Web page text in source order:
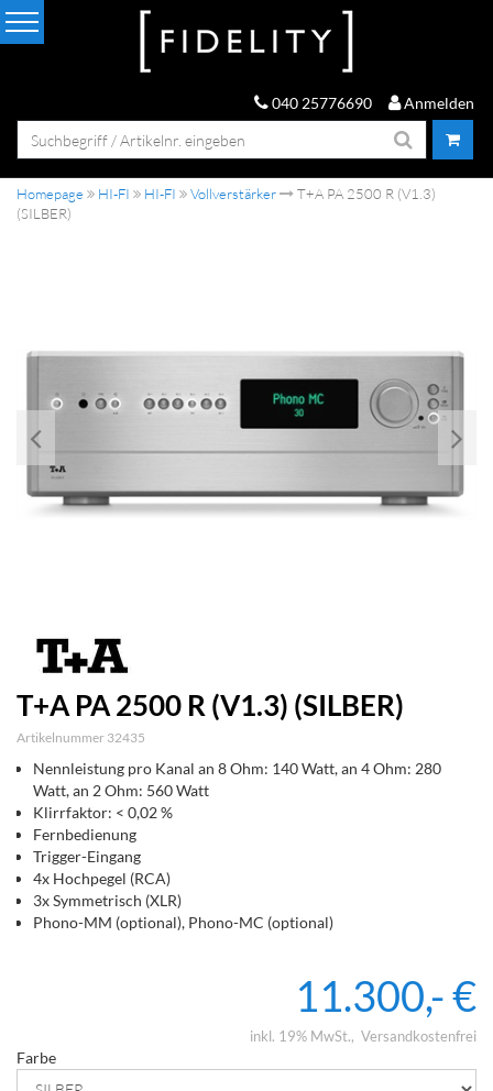
040 25776690 Anmelden
Homepage HI-FI HI-FI Vollverstärker
T+A PA 2500 R (V1.3)
(SILBER)
T+A PA 2500 R (V1.3) (SILBER)
Artikelnummer 32435
Nennleistung pro Kanal an 8 Ohm: 140 Watt, an 4 Ohm: 280
Watt, an 2 Ohm: 560 Watt
Klirrfaktor: < 0,02 %
Fernbedienung
Trigger-Eingang
4x Hochpegel (RCA)
3x Symmetrisch (XLR)
Phono-MM (optional), Phono-MC (optional)
11.300,- €
inkl. 19% MwSt. Versandkostenfrei
Farbe